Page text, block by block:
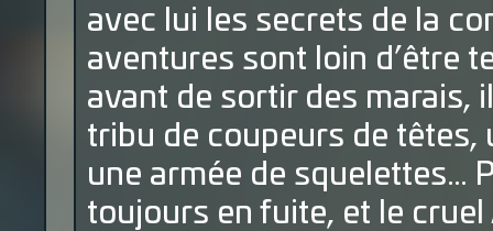
avec lui les secrets de la
aventures sont loin d’être
avant de sortir des marais,
tribu de coupeurs de têtes,
une armée de squelettes…
toujours en fuite, et le